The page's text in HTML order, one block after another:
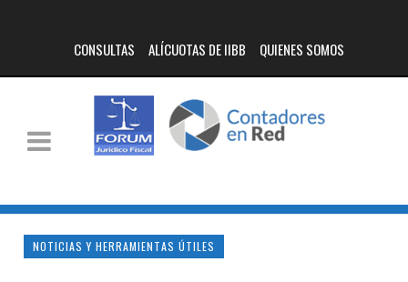
CONSULTAS ALÍCUOTAS DE IIBB QUIENES SOMOS
NOTICIAS Y HERRAMIENTAS ÚTILES